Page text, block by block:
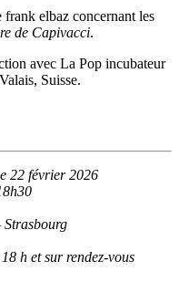
elbaz concernant les
de Capivacci.
avec La Pop incubateur
Suisse.
22 février 2026
h et sur rendez-vous